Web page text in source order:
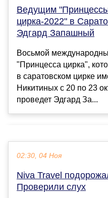
Ведущим
цирка-2022" в
Эдгард Запашный
Восьмой
"Принцесса цирка",
в саратовском цирке
Никитиных с 20 по 23
проведет Эдгард За...
02:30, 04 Ноя
Niva Travel
Проверили слух